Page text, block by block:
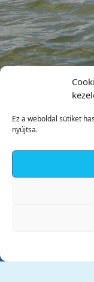
Ez a weboldal sütiket
nyújtsa.
Tata